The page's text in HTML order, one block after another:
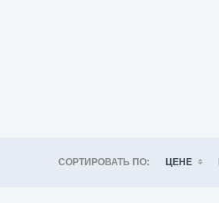
СОРТИРОВАТЬ ПО: ЦЕНЕ